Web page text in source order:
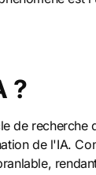
?
de
de l'IA.